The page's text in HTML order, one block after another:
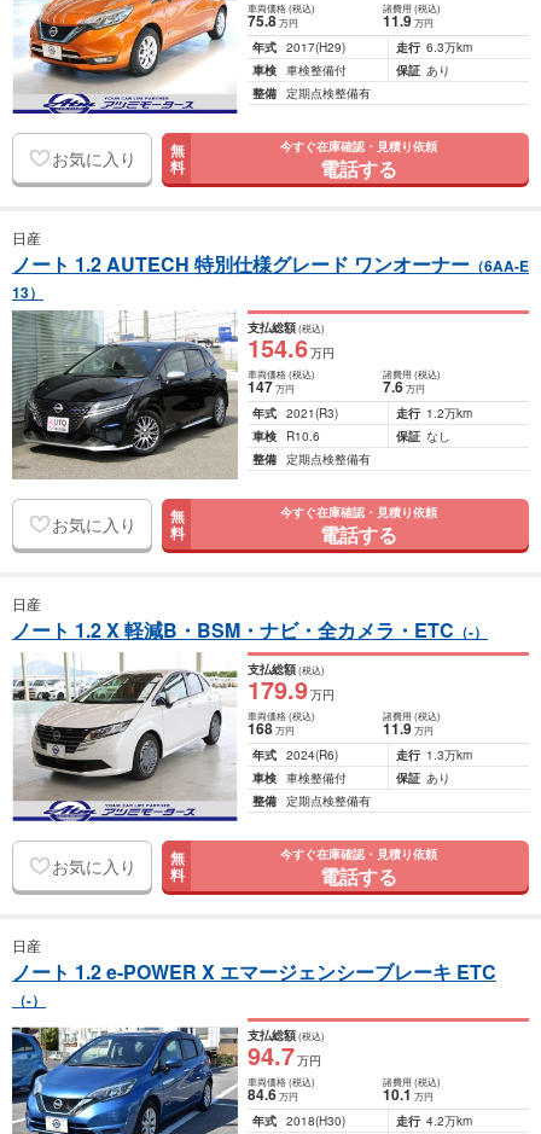
車両価格(税込)
75.8万円
諸費用 (税込)
11.9 万円
年式 2017(H29) 走行 6.3万km
車検 車検整備付 保証 あり
整備 定期点検整備有
お気に入り 無
料
今すぐ在庫確認・見積り依頼
電話する
日産
ノート 1.2 AUTECH 特別仕様グレード ワンオーナー （6AA-E
13）
支払総額(税込)
154.6万円
車両価格(税込)
147万円
諸費用 (税込)
7.6 万円
年式 2021(R3) 走行 1.2万km
車検
R10.6 保証 なし
整備 定期点検整備有
お気に入り 無
料
今すぐ在庫確認・見積り依頼
電話する
日産
ノート 1.2 X 軽減B・BSM・ナビ・全カメラ・ETC （-）
支払総額(税込)
179.9万円
車両価格(税込)
168万円
諸費用 (税込)
11.9 万円
年式 2024(R6) 走行 1.3万km
車検 車検整備付 保証 あり
整備 定期点検整備有
お気に入り 無
料
今すぐ在庫確認・見積り依頼
電話する
日産
ノート 1.2 e-POWER X エマージェンシーブレーキ ETC
（-）
支払総額(税込)
94.7万円
車両価格(税込)
84.6万円
諸費用 (税込)
10.1 万円
年式 2018(H30) 走行 4.2万km